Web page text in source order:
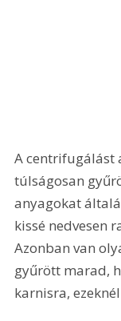
A centrifugálást
túlságosan
anyagokat
kissé nedvesen
Azonban van
gyűrött marad,
karnisra,